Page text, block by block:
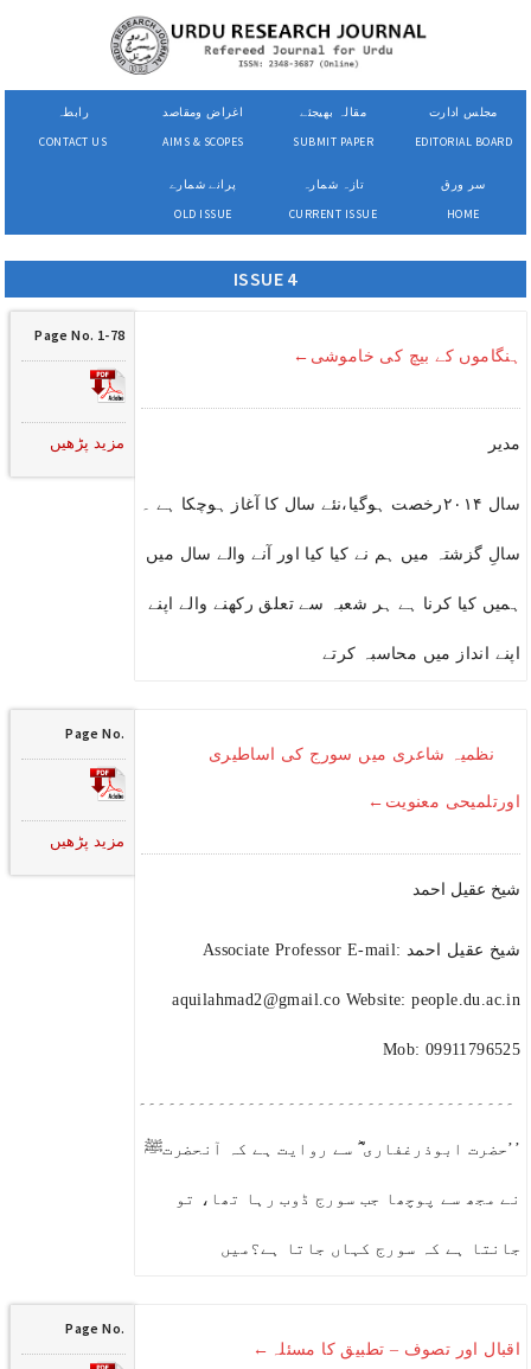
رابطہ
CONTACT US
اغراض ومقاصد
AIMS & SCOPES
مقالہ بھیجئے
SUBMIT PAPER
مجلس ادارت
EDITORIAL BOARD
پرانے شمارے
OLD ISSUE
تازہ شمارہ
CURRENT ISSUE
سر ورق
HOME
ISSUE 4
ہنگاموں کے بیچ کی خاموشی←
مدیر
سال ۲۰۱۴رخصت ہوگیا،نئے سال کا آغاز ہوچکا ہے ۔
سالِ گزشتہ میں ہم نے کیا کیا اور آنے والے سال میں
ہمیں کیا کرنا ہے ہر شعبہ سے تعلق رکھنے والے اپنے
اپنے انداز میں محاسبہ کرتے
Page No. 1-78
مزید پڑھیں
نظمیہ شاعری میں سورج کی اساطیری
اورتلمیحی معنویت←
شیخ عقیل احمد
شیخ عقیل احمد Associate Professor E-mail:
aquilahmad2@gmail.co Website: people.du.ac.in
Mob: 09911796525
’’حضرت ابوذرغفاری ؓ سے روایت ہے کہ آنحضرتﷺ
نے مجھ سے پوچھا جب سورج ڈوب رہا تھا، تو
جانتا ہے کہ سورج کہاں جاتا ہے؟میں
Page No.
مزید پڑھیں
اقبال اور تصوف – تطبیق کا مسئلہ←
Page No.